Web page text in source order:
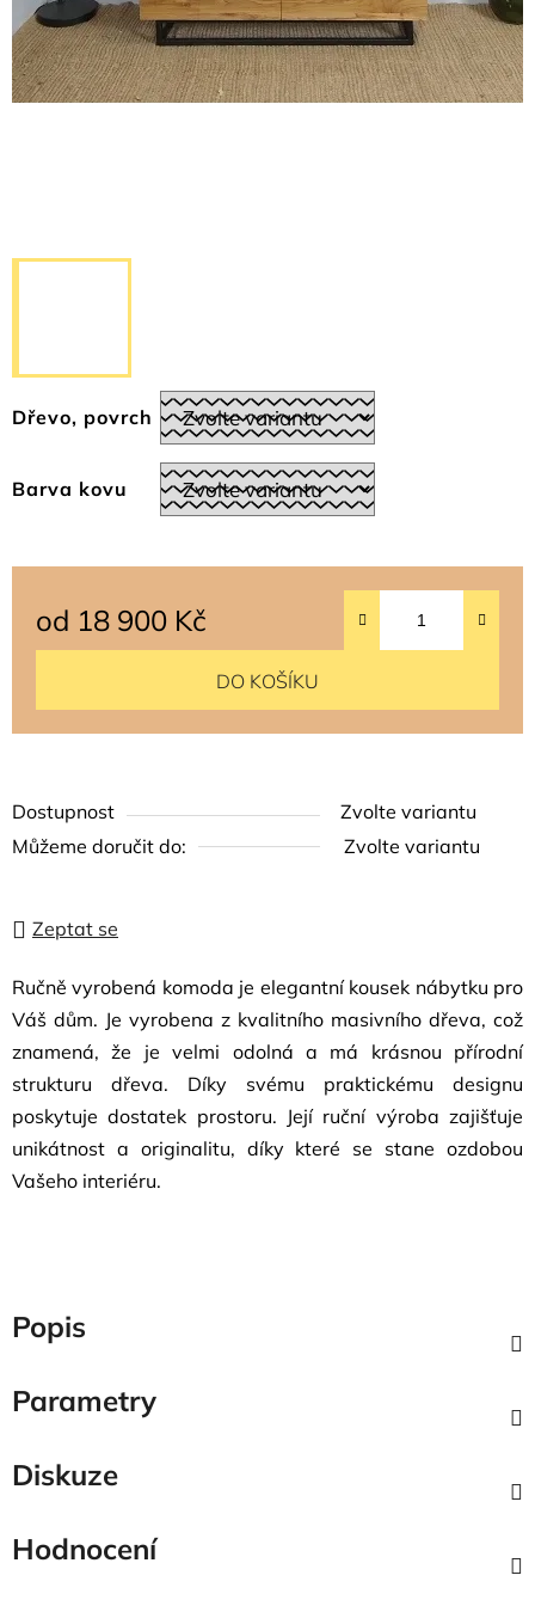
Ručně vyrobená komoda je elegantní kousek nábytku pro
Váš dům. Je vyrobena z kvalitního masivního dřeva, což
znamená, že je velmi odolná a má krásnou přírodní
strukturu dřeva. Díky svému praktickému designu
poskytuje dostatek prostoru. Její ruční výroba zajišťuje
unikátnost a originalitu, díky které se stane ozdobou
Vašeho interiéru.
Dřevo, povrch
Barva kovu
Dostupnost
Zvolte variantu
Můžeme doručit do:
Zvolte variantu
od 18 900 Kč
DO KOŠÍKU
Zeptat se
Popis
Parametry
Diskuze
Hodnocení